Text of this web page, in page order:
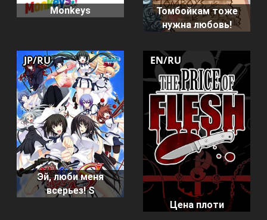
Monkeys
Томбойкам тоже
нужна любовь!
Эй, люби меня
всерьез! S
JP/RU
Цена плоти
EN/RU